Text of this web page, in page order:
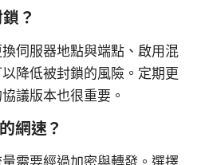
？
伺服器地點與端點、啟用混
降低被封鎖的風險。定期更
議版本也很重要。
網速？